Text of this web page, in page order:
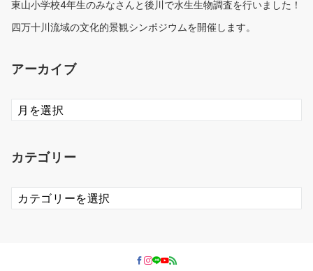
東山小学校4年生のみなさんと後川で水生生物調査を行いました！
四万十川流域の文化的景観シンポジウムを開催します。
アーカイブ
ア
ー
ブ
カテゴリー
カ
テ